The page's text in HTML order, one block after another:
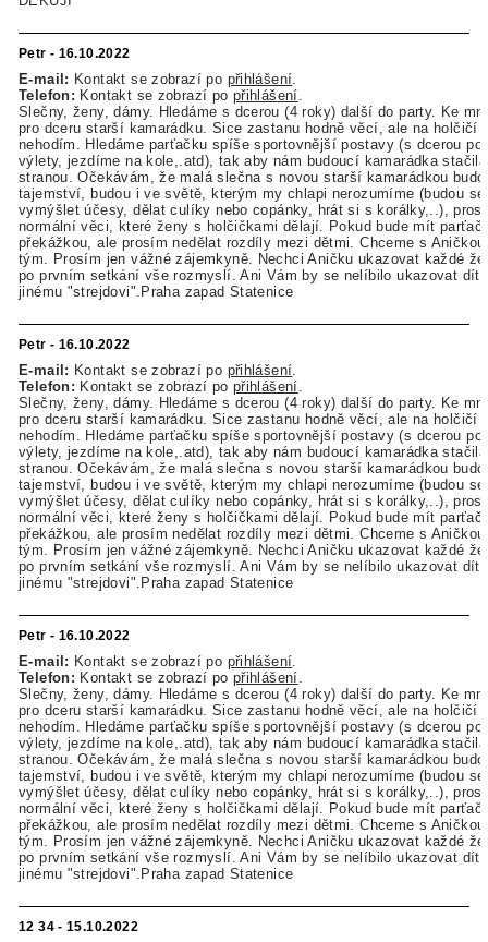
Petr - 16.10.2022
E-mail: Kontakt se zobrazí po přihlášení
Telefon: Kontakt se zobrazí po přihlášení
Slečny, ženy, dámy. Hledáme s dcerou (4 roky) další do party. Ke
pro dceru starší kamarádku. Sice zastanu hodně věcí, ale na holčičí
nehodím. Hledáme parťačku spíše sportovnější postavy (s dcerou
výlety, jezdíme na kole,.atd), tak aby nám budoucí kamarádka
stranou. Očekávám, že malá slečna s novou starší kamarádkou
tajemství, budou i ve světě, kterým my chlapi nerozumíme (budou
vymýšlet účesy, dělat culíky nebo copánky, hrát si s korálky,..),
normální věci, které ženy s holčičkami dělají. Pokud bude mít
překážkou, ale prosím nedělat rozdíly mezi dětmi. Chceme s
tým. Prosím jen vážné zájemkyně. Nechci Aničku ukazovat každé
po prvním setkání vše rozmyslí. Ani Vám by se nelíbilo ukazovat
jinému "strejdovi".Praha zapad Statenice
Petr - 16.10.2022
E-mail: Kontakt se zobrazí po přihlášení
Telefon: Kontakt se zobrazí po přihlášení
Slečny, ženy, dámy. Hledáme s dcerou (4 roky) další do party. Ke
pro dceru starší kamarádku. Sice zastanu hodně věcí, ale na holčičí
nehodím. Hledáme parťačku spíše sportovnější postavy (s dcerou
výlety, jezdíme na kole,.atd), tak aby nám budoucí kamarádka
stranou. Očekávám, že malá slečna s novou starší kamarádkou
tajemství, budou i ve světě, kterým my chlapi nerozumíme (budou
vymýšlet účesy, dělat culíky nebo copánky, hrát si s korálky,..),
normální věci, které ženy s holčičkami dělají. Pokud bude mít
překážkou, ale prosím nedělat rozdíly mezi dětmi. Chceme s
tým. Prosím jen vážné zájemkyně. Nechci Aničku ukazovat každé
po prvním setkání vše rozmyslí. Ani Vám by se nelíbilo ukazovat
jinému "strejdovi".Praha zapad Statenice
Petr - 16.10.2022
E-mail: Kontakt se zobrazí po přihlášení
Telefon: Kontakt se zobrazí po přihlášení
Slečny, ženy, dámy. Hledáme s dcerou (4 roky) další do party. Ke
pro dceru starší kamarádku. Sice zastanu hodně věcí, ale na holčičí
nehodím. Hledáme parťačku spíše sportovnější postavy (s dcerou
výlety, jezdíme na kole,.atd), tak aby nám budoucí kamarádka
stranou. Očekávám, že malá slečna s novou starší kamarádkou
tajemství, budou i ve světě, kterým my chlapi nerozumíme (budou
vymýšlet účesy, dělat culíky nebo copánky, hrát si s korálky,..),
normální věci, které ženy s holčičkami dělají. Pokud bude mít
překážkou, ale prosím nedělat rozdíly mezi dětmi. Chceme s
tým. Prosím jen vážné zájemkyně. Nechci Aničku ukazovat každé
po prvním setkání vše rozmyslí. Ani Vám by se nelíbilo ukazovat
jinému "strejdovi".Praha zapad Statenice
12 34 - 15.10.2022